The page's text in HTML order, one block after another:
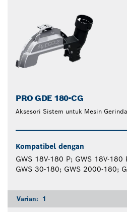
PRO GDE 180-CG
Aksesori Sistem untuk Mesin
Kompatibel dengan
GWS 18V-180 P; GWS 18V-180
GWS 30-180; GWS 2000-180;
Varian: 1